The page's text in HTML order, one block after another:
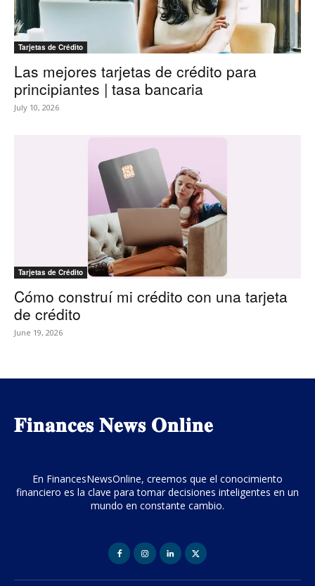
Tarjetas de Crédito
Las mejores tarjetas de crédito para
principiantes | tasa bancaria
July 10, 2026
Tarjetas de Crédito
Cómo construí mi crédito con una tarjeta
de crédito
June 19, 2026
𝐅𝐢𝐧𝐚𝐧𝐜𝐞𝐬 𝐍𝐞𝐰𝐬 𝐎𝐧𝐥𝐢𝐧𝐞
En FinancesNewsOnline, creemos que el conocimiento
financiero es la clave para tomar decisiones inteligentes en un
mundo en constante cambio.